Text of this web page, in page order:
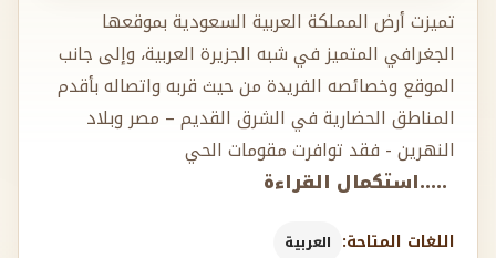
تميزت أرض المملكة العربية السعودية بموقعها
الجغرافي المتميز في شبه الجزيرة العربية، وإلى جانب
الموقع وخصائصه الفريدة من حيث قربه واتصاله بأقدم
المناطق الحضارية في الشرق القديم – مصر وبلاد
النهرين - فقد توافرت مقومات الحي
.....استكمال القراءة
اللغات المتاحة: العربية